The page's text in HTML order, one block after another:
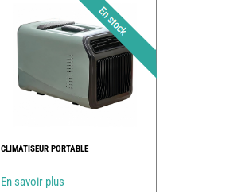
CLIMATISEUR PORTABLE
En savoir plus